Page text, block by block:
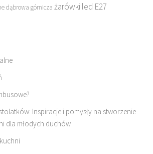
dąbrowa górnicza żarówki led E27
Inspiracje i pomysły na stworzenie
dla młodych duchów